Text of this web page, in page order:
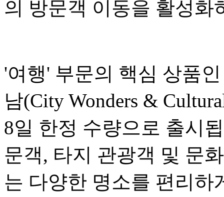
의 방문객 이동을 활성화
'여행' 부문의 핵심 상품
남(City Wonders &
8일 한정 수량으로 출시
문객, 타지 관광객 및 문
는 다양한 명소를 편리하